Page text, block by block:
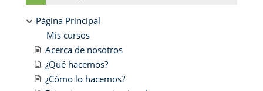
Página Principal
Mis cursos
Acerca de nosotros
¿Qué hacemos?
¿Cómo lo hacemos?